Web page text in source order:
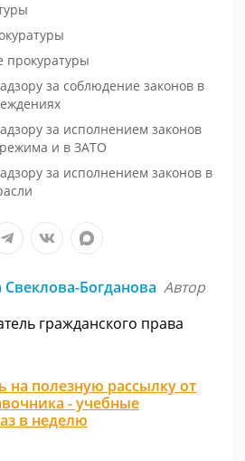
прокуратуры
за соблюдение законов в
за исполнением законов
режима и в ЗАТО
за исполнением законов в
Свеклова-Богданова Автор
гражданского права
на полезную рассылку от
- учебные
в неделю